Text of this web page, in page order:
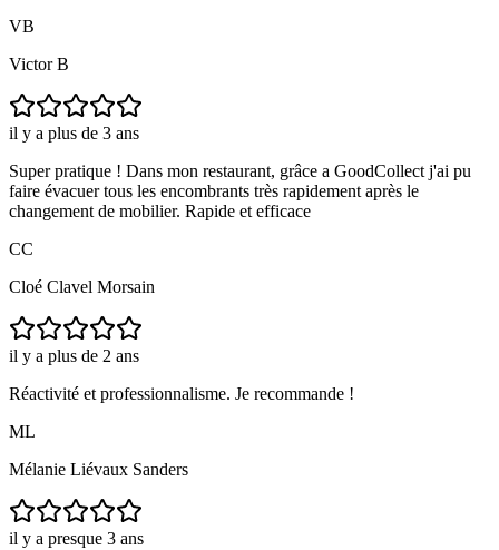
VB
Victor B
il y a plus de 3 ans
Super pratique ! Dans mon restaurant, grâce a GoodCollect j'ai pu
faire évacuer tous les encombrants très rapidement après le
changement de mobilier. Rapide et efficace
CC
Cloé Clavel Morsain
il y a plus de 2 ans
Réactivité et professionnalisme. Je recommande !
ML
Mélanie Liévaux Sanders
il y a presque 3 ans